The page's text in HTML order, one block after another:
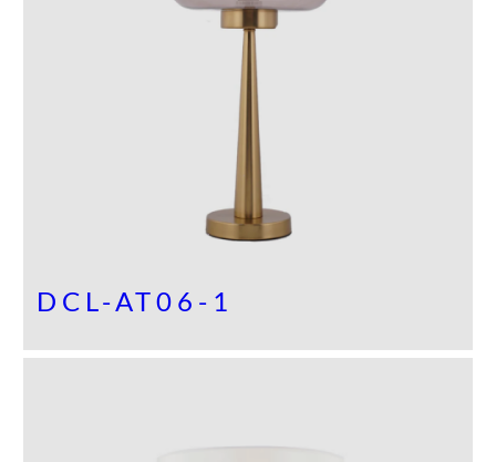
DCL-AT06-1